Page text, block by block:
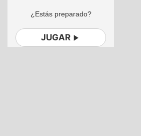
¿Estás preparado?
JUGAR